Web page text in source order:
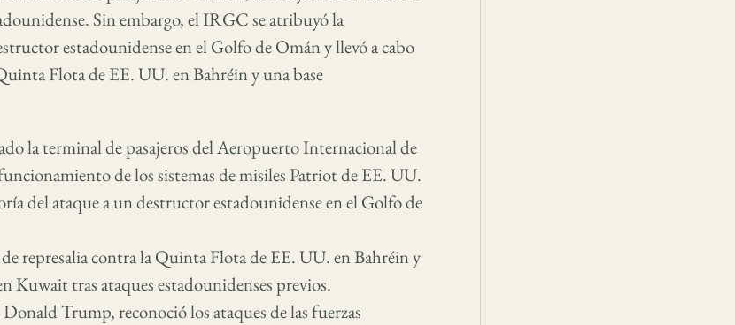
Sin embargo, el IRGC se atribuyó la
estadounidense en el Golfo de Omán y llevó a cabo
Flota de EE. UU. en Bahréin y una base
la terminal de pasajeros del Aeropuerto Internacional de
de los sistemas de misiles Patriot de EE. UU.
del ataque a un destructor estadounidense en el Golfo de
de represalia contra la Quinta Flota de EE. UU. en Bahréin y
Kuwait tras ataques estadounidenses previos.
Trump, reconoció los ataques de las fuerzas